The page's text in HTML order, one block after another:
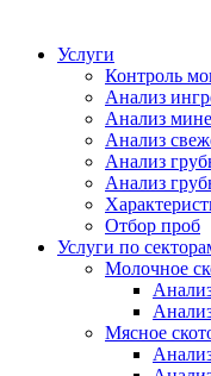
Услуги
Контроль
Анализ
Анализ
Анализ
Анализ
Анализ
Отбор проб
Услуги по
Молочное
Мясное